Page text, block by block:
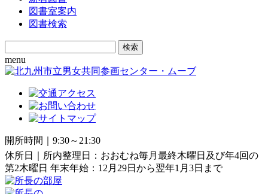
図書室案内
図書検索
Search
for:
menu
開所時間｜9:30～21:30
休所日｜所内整理日：おおむね毎月最終木曜日及び年4回の
第2木曜日 年末年始：12月29日から翌年1月3日まで